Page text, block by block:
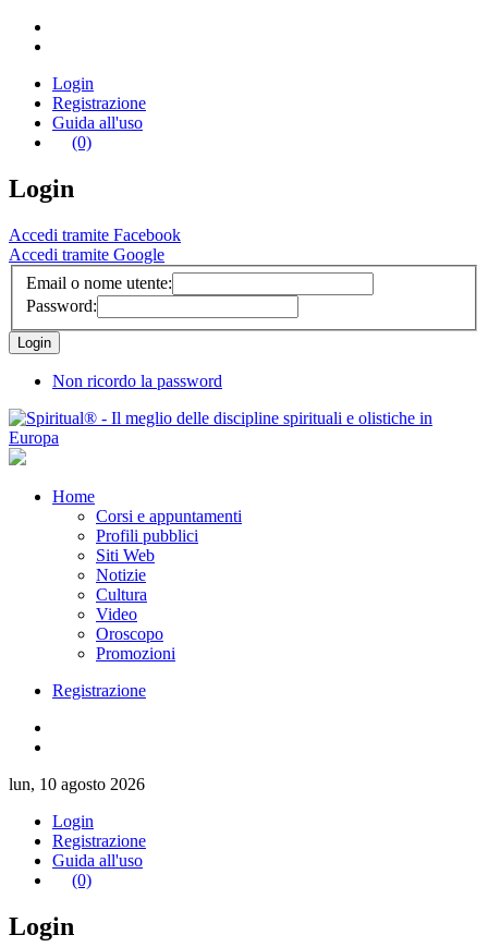
Login
Registrazione
Guida all'uso
(0)
Login
Accedi tramite Facebook
Accedi tramite Google
Email o nome utente:
Password:
Non ricordo la password
Home
Corsi e appuntamenti
Profili pubblici
Siti Web
Notizie
Cultura
Video
Oroscopo
Promozioni
Registrazione
lun, 10 agosto 2026
Login
Registrazione
Guida all'uso
(0)
Login